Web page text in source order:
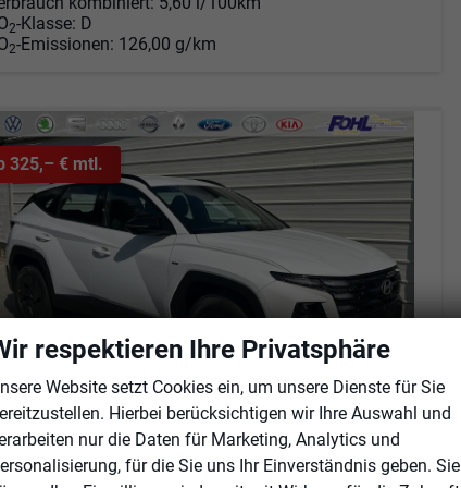
2-Klasse: D
2-Emissionen: 126,00 g/km
325,– € mtl.
TUCSON
Black Line 1.6 T-GDi HEV AT Android Auto*Navi*SHZ*Kamera*2Z Klimaauto*
respektieren Ihre Privatsphäre
Website setzt Cookies ein, um unsere Dienste für Sie
Hierbei berücksichtigen wir Ihre Auswahl und
nur die Daten für Marketing, Analytics und
für die Sie uns Ihr Einverständnis geben. Sie